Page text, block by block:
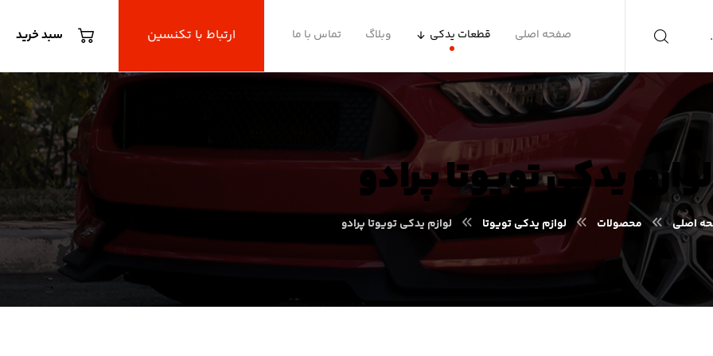
سبد خرید ارتباط با تکنسین صفحه اصلی قطعات یدکی وبلاگ تماس با ما
لوازم یدکی تویوتا پرادو
اصلی محصولات لوازم یدکی تویوتا لوازم یدکی تویوتا پرادو